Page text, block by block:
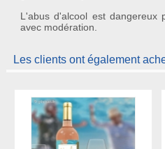
L'abus d'alcool est dangereux
avec modération.
Les clients ont également